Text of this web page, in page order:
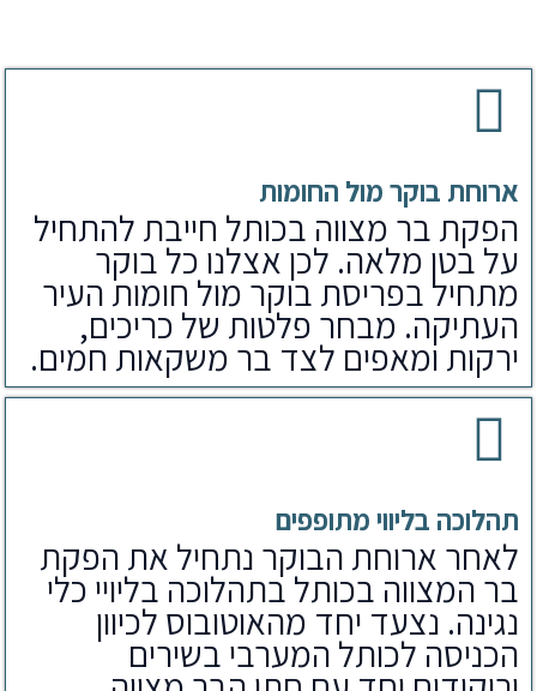
ארוחת בוקר מול החומות
הפקת בר מצווה בכותל חייבת להתחיל
על בטן מלאה. לכן אצלנו כל בוקר
מתחיל בפריסת בוקר מול חומות העיר
העתיקה. מבחר פלטות של כריכים,
ירקות ומאפים לצד בר משקאות חמים.
תהלוכה בליווי מתופפים
לאחר ארוחת הבוקר נתחיל את הפקת
בר המצווה בכותל בתהלוכה בליויי כלי
נגינה. נצעד יחד מהאוטובוס לכיוון
הכניסה לכותל המערבי בשירים